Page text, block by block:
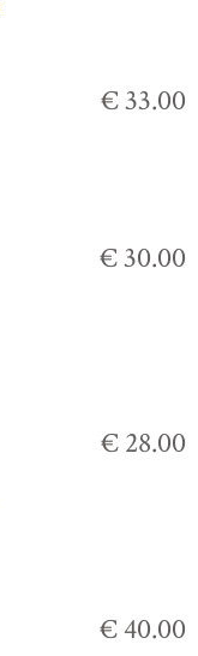
€ 33.00
€ 30.00
€ 28.00
€ 40.00